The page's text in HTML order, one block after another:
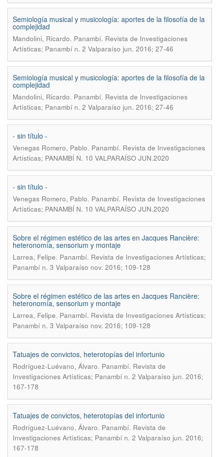
Semiología musical y musicología: aportes de la filosofía de la
complejidad
Mandolini, Ricardo. Panambí. Revista de Investigaciones
Artísticas; Panambí n. 2 Valparaíso jun. 2016; 27-46
Semiología musical y musicología: aportes de la filosofía de la
complejidad
Mandolini, Ricardo. Panambí. Revista de Investigaciones
Artísticas; Panambí n. 2 Valparaíso jun. 2016; 27-46
- sin título -
Venegas Romero, Pablo. Panambí. Revista de Investigaciones
Artísticas; PANAMBÍ N. 10 VALPARAÍSO JUN.2020
- sin título -
Venegas Romero, Pablo. Panambí. Revista de Investigaciones
Artísticas; PANAMBÍ N. 10 VALPARAÍSO JUN.2020
Sobre el régimen estético de las artes en Jacques Rancière:
heteronomía, sensorium y montaje
Larrea, Felipe. Panambí. Revista de Investigaciones Artísticas;
Panambí n. 3 Valparaíso nov. 2016; 109-128
Sobre el régimen estético de las artes en Jacques Rancière:
heteronomía, sensorium y montaje
Larrea, Felipe. Panambí. Revista de Investigaciones Artísticas;
Panambí n. 3 Valparaíso nov. 2016; 109-128
Tatuajes de convictos, heterotopías del infortunio
Rodríguez-Luévano, Álvaro. Panambí. Revista de
Investigaciones Artísticas; Panambí n. 2 Valparaíso jun. 2016;
167-178
Tatuajes de convictos, heterotopías del infortunio
Rodríguez-Luévano, Álvaro. Panambí. Revista de
Investigaciones Artísticas; Panambí n. 2 Valparaíso jun. 2016;
167-178